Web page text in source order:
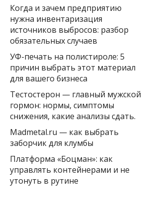
Когда и зачем предприятию
нужна инвентаризация
источников выбросов: разбор
обязательных случаев
УФ-печать на полистироле: 5
причин выбрать этот материал
для вашего бизнеса
Тестостерон — главный мужской
гормон: нормы, симптомы
снижения, какие анализы сдать.
Madmetal.ru — как выбрать
заборчик для клумбы
Платформа «Боцман»: как
управлять контейнерами и не
утонуть в рутине